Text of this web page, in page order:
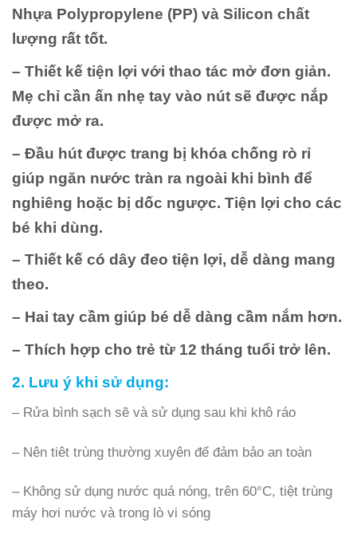
Nhựa Polypropylene (PP) và Silicon chất
lượng rất tốt.
– Thiết kế tiện lợi với thao tác mở đơn giản.
Mẹ chỉ cần ấn nhẹ tay vào nút sẽ được nắp
được mở ra.
– Đầu hút được trang bị khóa chống rò rỉ
giúp ngăn nước tràn ra ngoài khi bình để
nghiêng hoặc bị dốc ngược. Tiện lợi cho các
bé khi dùng.
– Thiết kế có dây đeo tiện lợi, dễ dàng mang
theo.
– Hai tay cầm giúp bé dễ dàng cầm nắm hơn.
– Thích hợp cho trẻ từ 12 tháng tuổi trở lên.
2. Lưu ý khi sử dụng:
– Rửa bình sạch sẽ và sử dụng sau khi khô ráo
– Nên tiêt trùng thường xuyên để đảm bảo an toàn
– Không sử dụng nước quá nóng, trên 60°C, tiệt trùng
máy hơi nước và trong lò vi sóng